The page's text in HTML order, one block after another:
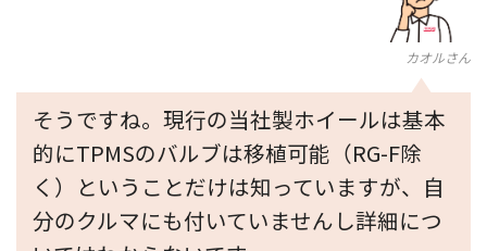
カオルさん
そうですね。現行の当社製ホイールは基本
的にTPMSのバルブは移植可能（RG-F除
く）ということだけは知っていますが、自
分のクルマにも付いていませんし詳細につ